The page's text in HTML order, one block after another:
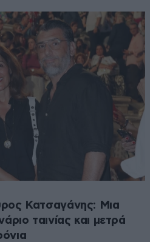
Κατσαγάνης: Μια
ταινίας και μετρά